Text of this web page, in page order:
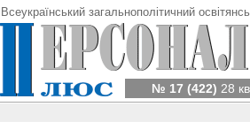
Всеукраїнський загальнополітичний
№ 17 (422) 28